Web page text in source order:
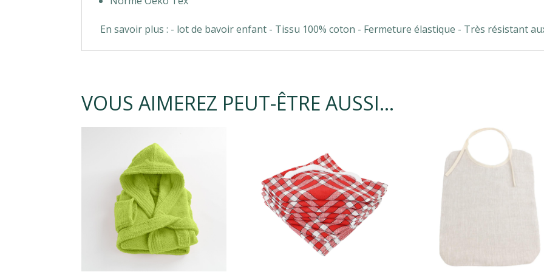
En savoir plus : - lot de bavoir enfant - Tissu 100% coton - Fermeture élastique - Très résistant
VOUS AIMEREZ PEUT-ÊTRE AUSSI…